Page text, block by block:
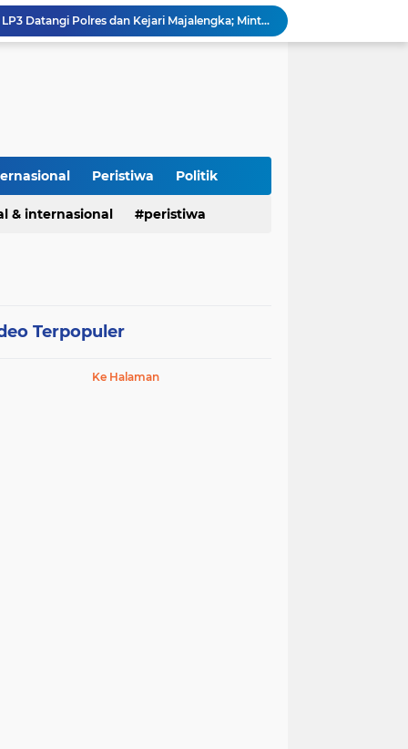
Demi Tegaknya Hukum, LP3 Datangi Polres dan Kejari Majalengka; Minta Penegakan Proporsional: Restoratif untuk Lemah, Tegas untuk Narkoba & Oknum
Kapolda Jabar Hadiri Haul Pondok Buntet, Ajak Ulama dan Polri Bersinergi Jaga Kondusivitas Jawa Barat.
Unit Reskrim Polsek Ligung Bergerak Cepat Amankan dan Kembalikan Sepeda Motor Milik Warga Sempat Hilang
Peristiwa Politik
& internasional peristiwa
Terpopuler
Ke Halaman